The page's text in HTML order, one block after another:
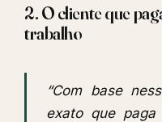
2. O cliente que
trabalho
“Com base
exato que